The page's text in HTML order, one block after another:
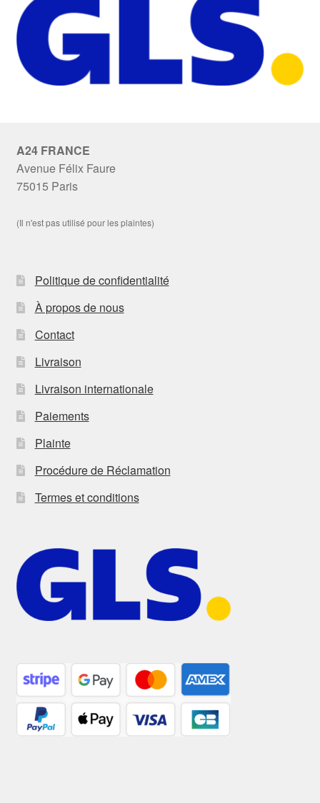
A24 FRANCE
Avenue Félix Faure
75015 Paris
(Il n'est pas utilisé pour les plaintes)
Politique de confidentialité
À propos de nous
Contact
Livraison
Livraison internationale
Paiements
Plainte
Procédure de Réclamation
Termes et conditions